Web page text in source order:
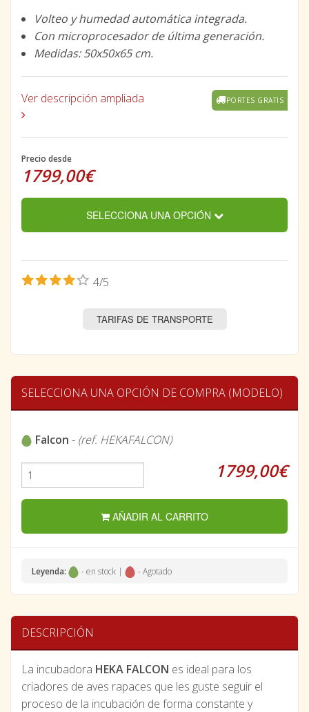
Volteo y humedad automática integrada.
Con microprocesador de última generación.
Medidas: 50x50x65 cm.
Ver descripción ampliada PORTES GRATIS
Precio desde
1799,00€
SELECCIONA UNA OPCIÓN
4/5
TARIFAS DE TRANSPORTE
SELECCIONA UNA OPCIÓN DE COMPRA (MODELO)
Falcon - (ref. HEKAFALCON)
1799,00€
AÑADIR AL CARRITO
Leyenda: - en stock | - Agotado
DESCRIPCIÓN
La incubadora HEKA FALCON es ideal para los
criadores de aves rapaces que les guste seguir el
proceso de la incubación de forma constante y